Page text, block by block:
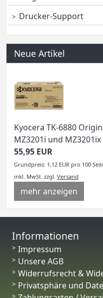
Drucker-Support
Neue Artikel
Kyocera TK-6880
MZ3201i und MZ3201ix
55,95 EUR
Grundpreis: 1,12 EUR pro 100
inkl. MwSt. zzgl. Versand
mehr anzeigen
Informationen
Impressum
Unsere AGB
Widerrufsrecht &
Privatsphäre und